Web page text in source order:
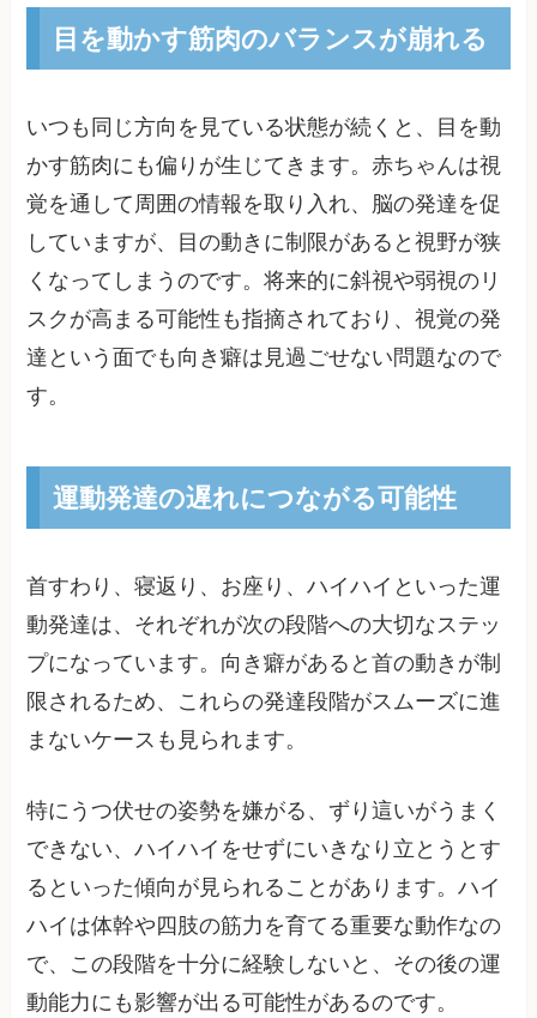
目を動かす筋肉のバランスが崩れる
いつも同じ方向を見ている状態が続くと、目を動
かす筋肉にも偏りが生じてきます。赤ちゃんは視
覚を通して周囲の情報を取り入れ、脳の発達を促
していますが、目の動きに制限があると視野が狭
くなってしまうのです。将来的に斜視や弱視のリ
スクが高まる可能性も指摘されており、視覚の発
達という面でも向き癖は見過ごせない問題なので
す。
運動発達の遅れにつながる可能性
首すわり、寝返り、お座り、ハイハイといった運
動発達は、それぞれが次の段階への大切なステッ
プになっています。向き癖があると首の動きが制
限されるため、これらの発達段階がスムーズに進
まないケースも見られます。
特にうつ伏せの姿勢を嫌がる、ずり這いがうまく
できない、ハイハイをせずにいきなり立とうとす
るといった傾向が見られることがあります。ハイ
ハイは体幹や四肢の筋力を育てる重要な動作なの
で、この段階を十分に経験しないと、その後の運
動能力にも影響が出る可能性があるのです。